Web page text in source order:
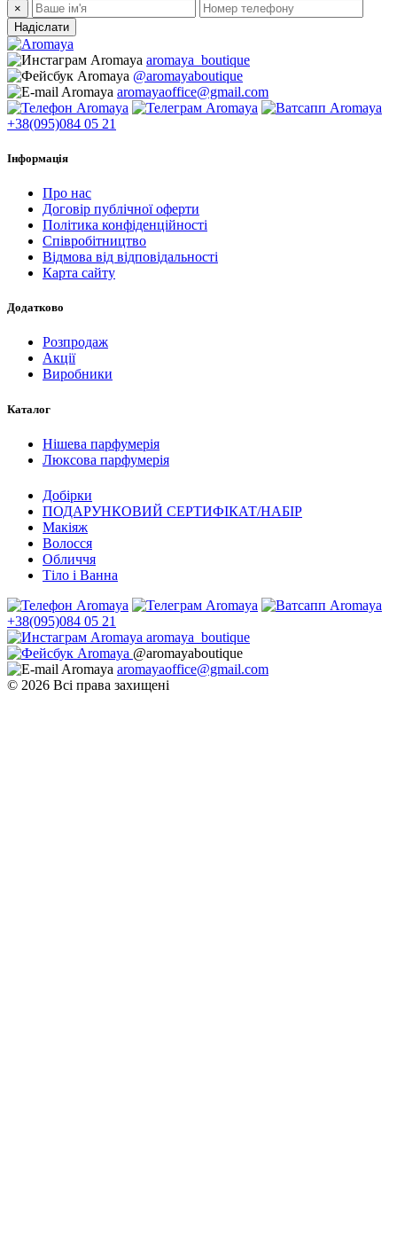
×
Надіслати
aromaya_boutique
@aromayaboutique
aromayaoffice@gmail.com
+38(095)084 05 21
Інформація
Про нас
Договір публічної оферти
Політика конфіденційності
Співробітництво
Відмова від відповідальності
Карта сайту
Додатково
Розпродаж
Акції
Виробники
Каталог
Нішева парфумерія
Люксова парфумерія
Добірки
ПОДАРУНКОВИЙ СЕРТИФІКАТ/НАБІР
Макіяж
Волосся
Обличчя
Тіло і Ванна
+38(095)084 05 21
aromaya_boutique
@aromayaboutique
aromayaoffice@gmail.com
© 2026 Всі права захищені